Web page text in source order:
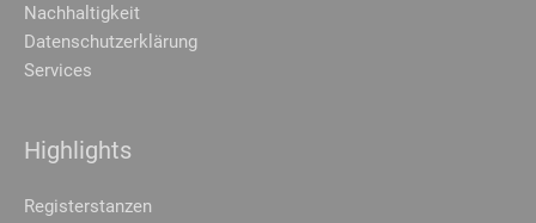
Nachhaltigkeit
Datenschutzerklärung
Services
Highlights
Registerstanzen